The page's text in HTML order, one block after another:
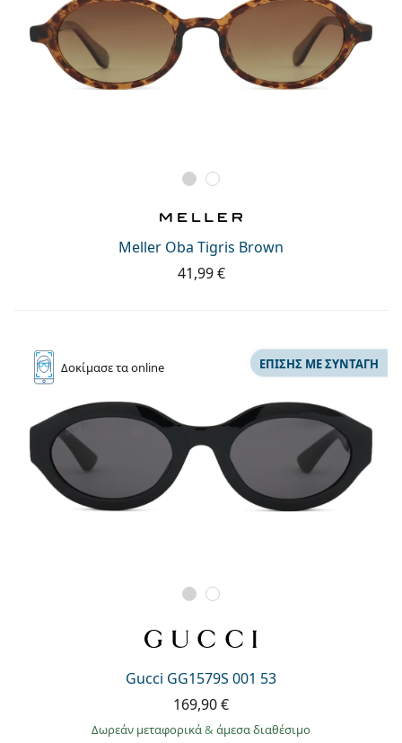
Meller Oba Tigris Brown
41,99 €
Δοκίμασετα online
Gucci GG1579S 001 53
ΕΠΊΣΗΣ ΜΕ ΣΥΝΤΑΓΉ
169,90 €
Δωρεάν μεταφορικά& άμεσα διαθέσιμο